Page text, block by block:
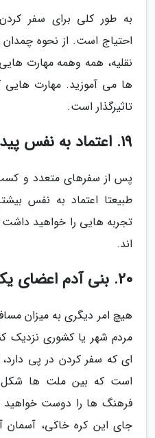
به طور کلی برای سفر
احتیاج است. از نحوه چمدان
نقلیه، همه وهمه مهارت
ها می آموزید. مهارت هایی
تاثیرگذار است.
19. اعتماد به نفس پیدا می کنید
پس از سفرهای متعدد و
طبیعتا اعتماد به نفس
تجربه هایی را خواهید
اند.
20. بنی آدم اعضای یکدیگرند
هیچ امر دیگری به میزان
مردم شهر یا کشوری نزدیک
ای که سفر کردن در پی
است که بین ملت ها
فرهنگ ها را دوست
جای این کره خاکی،